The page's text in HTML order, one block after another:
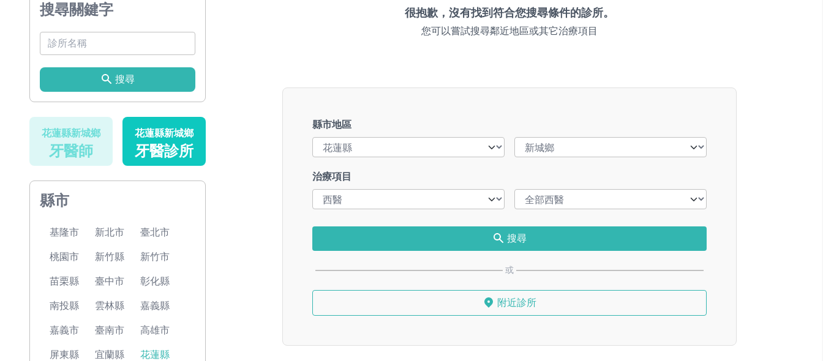
搜尋關鍵字
搜尋
花蓮縣新城鄉
牙醫師
花蓮縣新城鄉
牙醫診所
縣市
基隆市 新北市 臺北市
桃園市 新竹縣 新竹市
苗栗縣 臺中市 彰化縣
南投縣 雲林縣 嘉義縣
嘉義市 臺南市 高雄市
屏東縣 宜蘭縣 花蓮縣
很抱歉，沒有找到符合您搜尋條件的診所。
您可以嘗試搜尋鄰近地區或其它治療項目
縣市地區
治療項目
搜尋
或
附近診所